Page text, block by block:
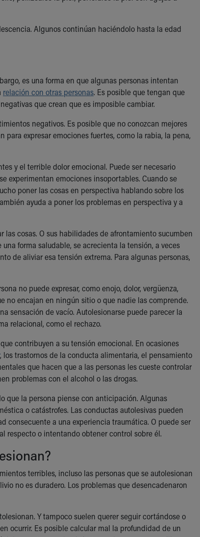
Algunos continúan haciéndolo hasta la edad
es una forma en que algunas personas intentan
relación con otras personas. Es posible que tengan que
que crean que es imposible cambiar.
negativos. Es posible que no conozcan mejores
expresar emociones fuertes, como la rabia, la pena,
y el terrible dolor emocional. Puede ser necesario
experimentan emociones insoportables. Cuando se
poner las cosas en perspectiva hablando sobre los
ayuda a poner los problemas en perspectiva y a
las cosas. O sus habilidades de afrontamiento sucumben
forma saludable, se acrecienta la tensión, a veces
de aliviar esa tensión extrema. Para algunas personas,
no puede expresar, como enojo, dolor, vergüenza,
no encajan en ningún sitio o que nadie las comprende.
sensación de vacío. Autolesionarse puede parecer la
relacional, como el rechazo.
contribuyen a su tensión emocional. En ocasiones
, los trastornos de la conducta alimentaria, el pensamiento
que hacen que a las personas les cueste controlar
problemas con el alcohol o las drogas.
que la persona piense con anticipación. Algunas
o catástrofes. Las conductas autolesivas pueden
consecuente a una experiencia traumática. O puede ser
respecto o intentando obtener control sobre él.
terribles, incluso las personas que se autolesionan
no es duradero. Los problemas que desencadenaron
Y tampoco suelen querer seguir cortándose o
ocurrir. Es posible calcular mal la profundidad de un